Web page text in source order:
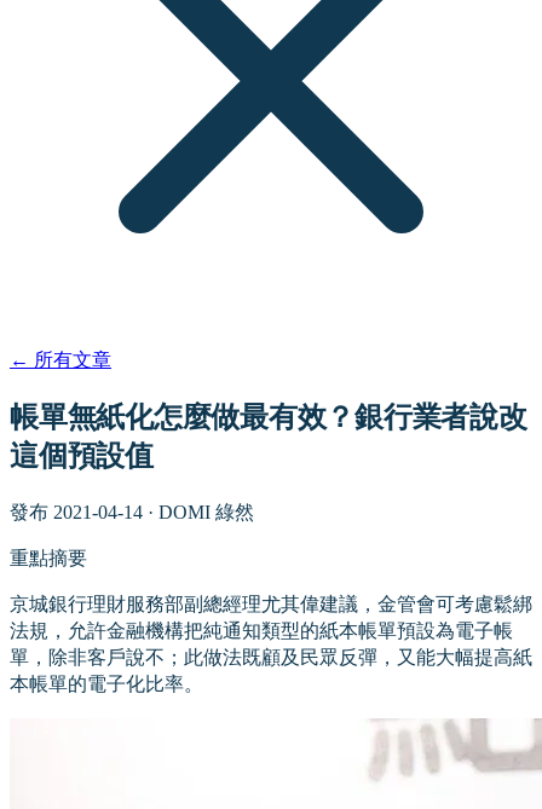
← 所有文章
帳單無紙化怎麼做最有效？銀行業者說改
這個預設值
發布 2021-04-14 · DOMI 綠然
重點摘要
京城銀行理財服務部副總經理尤其偉建議，金管會可考慮鬆綁
法規，允許金融機構把純通知類型的紙本帳單預設為電子帳
單，除非客戶說不；此做法既顧及民眾反彈，又能大幅提高紙
本帳單的電子化比率。